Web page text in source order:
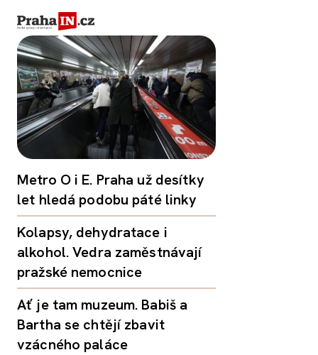
Metro O i E. Praha už desítky
let hledá podobu páté linky
Kolapsy, dehydratace i
alkohol. Vedra zaměstnávají
pražské nemocnice
Ať je tam muzeum. Babiš a
Bartha se chtějí zbavit
vzácného paláce